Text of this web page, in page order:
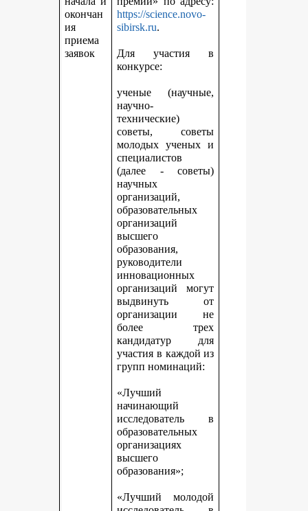
окончан
ия
приема
заявок
https://science.novo-
sibirsk.ru.
Для участия в
конкурсе:
ученые (научные,
научно-
технические)
советы, советы
молодых ученых и
специалистов
(далее - советы)
научных
организаций,
образовательных
организаций
высшего
образования,
руководители
инновационных
организаций могут
выдвинуть от
организации не
более трех
кандидатур для
участия в каждой из
групп номинаций:
«Лучший
начинающий
исследователь в
образовательных
организациях
высшего
образования»;
«Лучший молодой